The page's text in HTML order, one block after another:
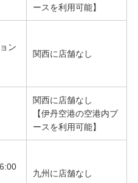
ースを利用可能】
ン
関西に店舗なし
関西に店舗なし
【伊丹空港の空港内ブ
ースを利用可能】
九州に店舗なし